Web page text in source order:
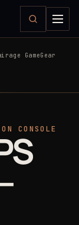
GameGear
CONSOLE